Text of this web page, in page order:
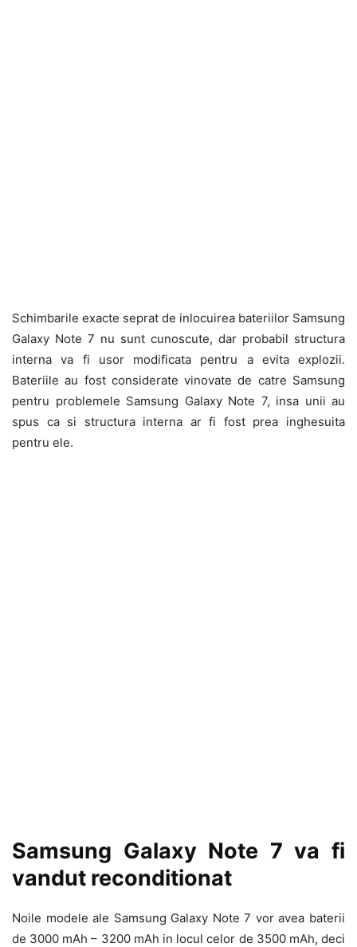
Schimbarile exacte seprat de inlocuirea bateriilor Samsung
Galaxy Note 7 nu sunt cunoscute, dar probabil structura
interna va fi usor modificata pentru a evita explozii.
Bateriile au fost considerate vinovate de catre Samsung
pentru problemele Samsung Galaxy Note 7, insa unii au
spus ca si structura interna ar fi fost prea inghesuita
pentru ele.
Samsung Galaxy Note 7 va fi
vandut reconditionat
Noile modele ale Samsung Galaxy Note 7 vor avea baterii
de 3000 mAh – 3200 mAh in locul celor de 3500 mAh, deci